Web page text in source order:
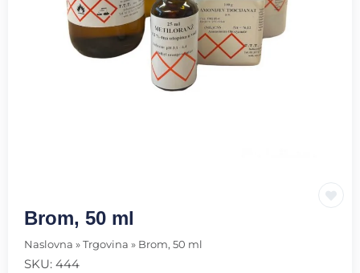
Brom, 50 ml
Naslovna » Trgovina » Brom, 50 ml
SKU: 444